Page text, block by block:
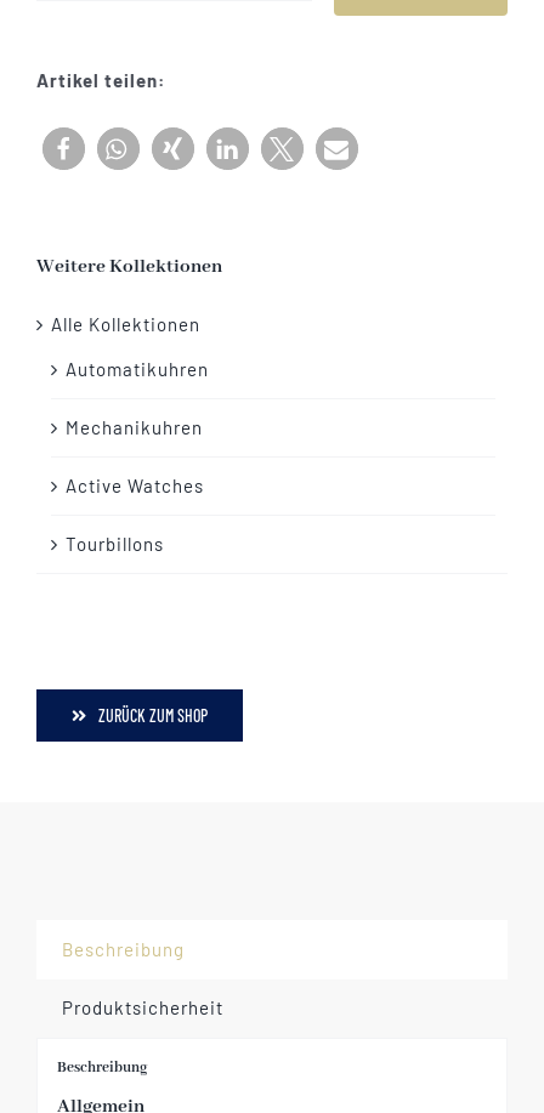
Artikel teilen:
Weitere Kollektionen
Alle Kollektionen
Automatikuhren
Mechanikuhren
Active Watches
Tourbillons
ZURÜCK ZUM SHOP
Beschreibung
Produktsicherheit
Beschreibung
Allgemein